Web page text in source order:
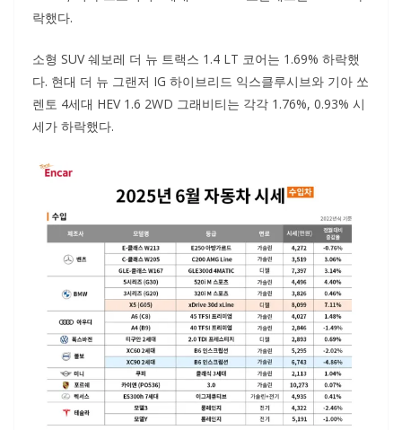
락했다.
소형 SUV 쉐보레 더 뉴 트랙스 1.4 LT 코어는 1.69% 하락했
다. 현대 더 뉴 그랜저 IG 하이브리드 익스클루시브와 기아 쏘
렌토 4세대 HEV 1.6 2WD 그래비티는 각각 1.76%, 0.93% 시
세가 하락했다.